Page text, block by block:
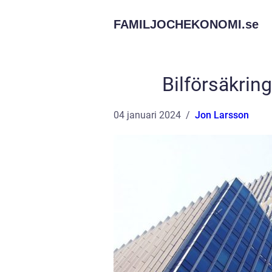
FAMILJOCHEKONOMI.se
04 januari 2024 Jon Larsson